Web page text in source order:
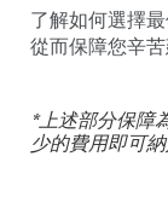
了解如何選擇
從而保障您辛苦
*上述部分保障
少的費用即可